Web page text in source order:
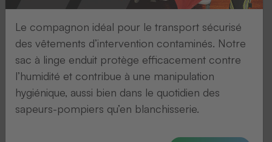
für
höhere
Langlebigkeit
der
Maschinen.
Somit
Le compagnon idéal pour le transport sécurisé
des vêtements d’intervention contaminés. Notre
sac à linge enduit protège efficacement contre
l’humidité et contribue à une manipulation
hygiénique, aussi bien dans le quotidien des
sapeurs-pompiers qu’en blanchisserie.